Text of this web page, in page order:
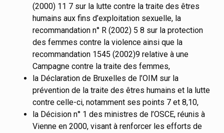
(2000) 11 7 sur la lutte contre la traite des êtres
humains aux fins d’exploitation sexuelle, la
recommandation n° R (2002) 5 8 sur la protection
des femmes contre la violence ainsi que la
recommandation 1545 (2002)9 relative à une
Campagne contre la traite des femmes,
la Déclaration de Bruxelles de l’OIM sur la
prévention de la traite des êtres humains et la lutte
contre celle-ci, notamment ses points 7 et 8,10,
la Décision n° 1 des ministres de l’OSCE, réunis à
Vienne en 2000, visant à renforcer les efforts de